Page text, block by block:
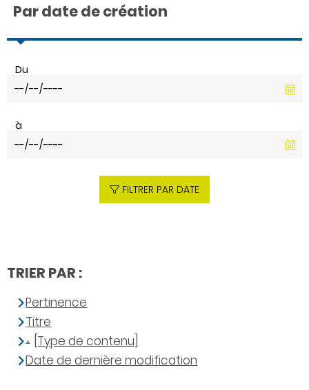
Par date de création
Du
à
FILTRER PAR DATE
TRIER PAR :
Pertinence
Titre
[Type de contenu]
Date de dernière modification